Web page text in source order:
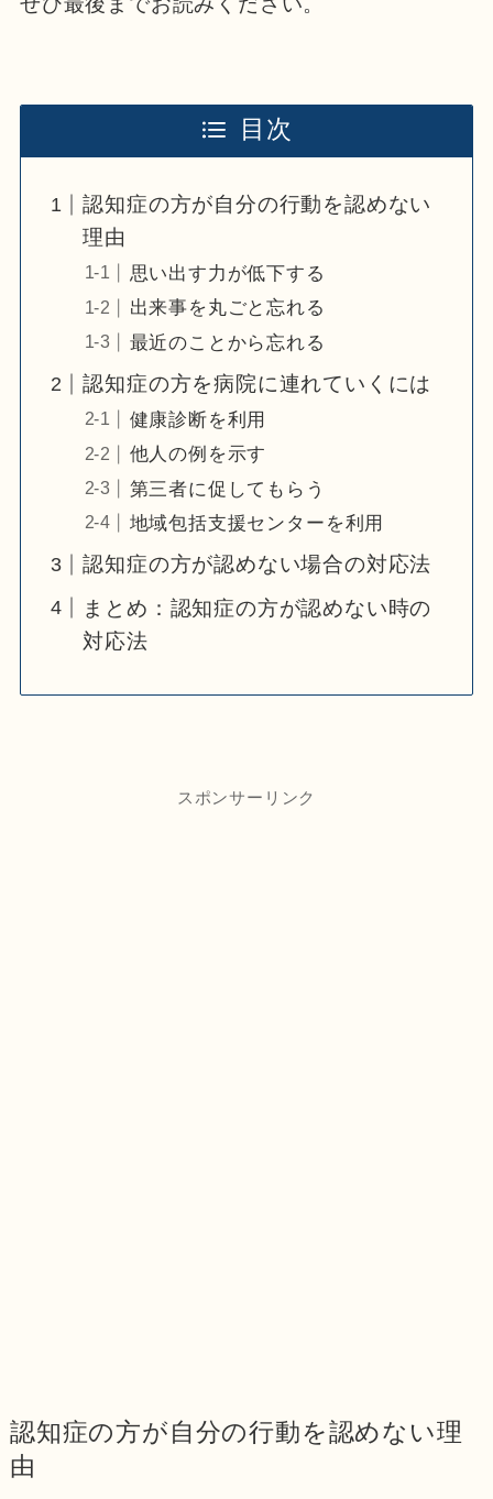
目次
認知症の方が自分の行動を認めない
理由
思い出す力が低下する
出来事を丸ごと忘れる
最近のことから忘れる
認知症の方を病院に連れていくには
健康診断を利用
他人の例を示す
第三者に促してもらう
地域包括支援センターを利用
認知症の方が認めない場合の対応法
まとめ：認知症の方が認めない時の
対応法
スポンサーリンク
認知症の方が自分の行動を認めない理
由